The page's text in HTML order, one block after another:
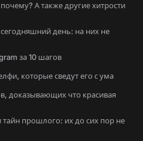
А также другие хитрости
день: на них не
за 10 шагов
которые сведут его с ума
доказывающих что красивая
прошлого: их до сих пор не